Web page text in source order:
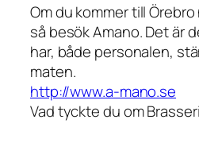
Om du kommer till
så besök Amano. Det är
har, både personalen,
maten.
http://www.a-mano.se
Vad tyckte du om